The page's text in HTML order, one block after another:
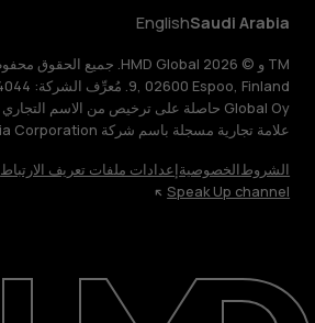
حول
Saudi Arabia
English
علامة تجارية مسجلة باسم شركة Nokia Corporation.
الشروطالخصوصيةإعدادات ملفات تعريف الارتباط
Speak Up channel